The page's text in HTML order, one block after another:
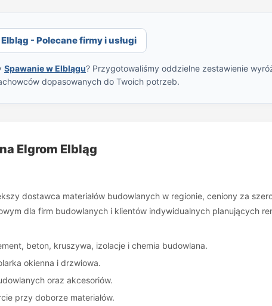
- Polecane firmy i usługi
Spawanie w Elblągu? Przygotowaliśmy oddzielne zestawienie
dopasowanych do Twoich potrzeb.
Elgrom Elbląg
dostawca materiałów budowlanych w regionie, ceniony za
dla firm budowlanych i klientów indywidualnych planujących
beton, kruszywa, izolacje i chemia budowlana.
okienna i drzwiowa.
oraz akcesoriów.
przy doborze materiałów.